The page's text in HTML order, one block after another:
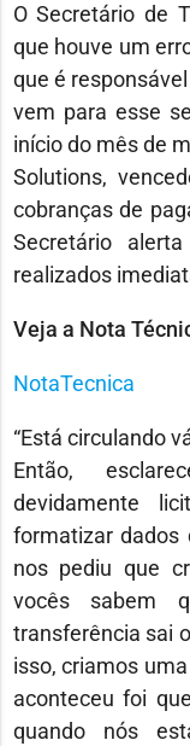
O Secretário de
que houve um
que é
vem para esse
início do mês de
Solutions,
cobranças de
Secretário
realizados
Veja a Nota
NotaTecnica
“Está circulando
Então,
devidamente
formatizar dados
nos pediu que
vocês sabem
transferência sai
isso, criamos
aconteceu foi
quando nós